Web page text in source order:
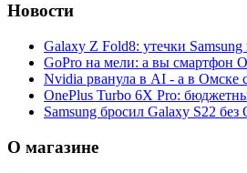
Новости
Galaxy Z Fold8: утечки
GoPro на мели: а вы смартфон
Nvidia рванула в AI - а в Омске
OnePlus Turbo 6X Pro:
Samsung бросил Galaxy S22
О магазине